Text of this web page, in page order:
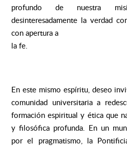
profundo de nuestra
desinteresadamente la verdad
con apertura a
la fe.
En este mismo espíritu, deseo
comunidad universitaria a
formación espiritual y ética que
y filosófica profunda. En un
por el pragmatismo, la